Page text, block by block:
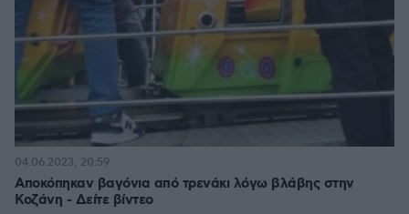
Αποκόπηκαν βαγόνια από τρενάκι λόγω βλάβης στην
Κοζάνη - Δείτε βίντεο
04.06.2023, 20:59